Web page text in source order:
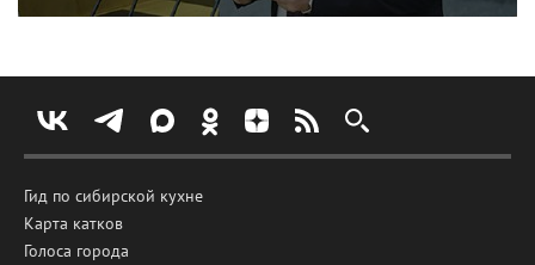
Гид по сибирской кухне
Карта катков
Голоса города